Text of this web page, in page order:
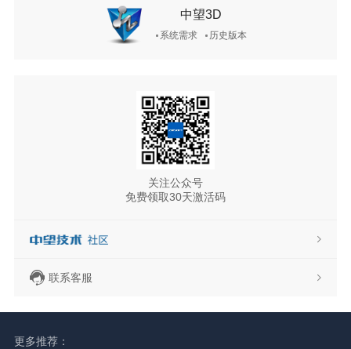
中望3D
系统需求 历史版本
关注公众号
免费领取30天激活码
联系客服
更多推荐：